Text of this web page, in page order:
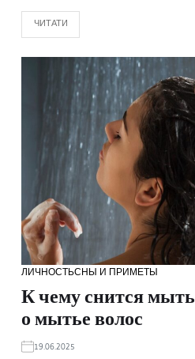
ЧИТАТИ
ЛИЧНОСТЬСНЫ И ПРИМЕТЫ
К чему снится
о мытье волос
19.06.2025